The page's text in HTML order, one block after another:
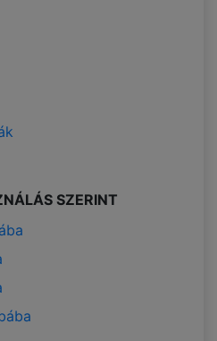
SZERINT